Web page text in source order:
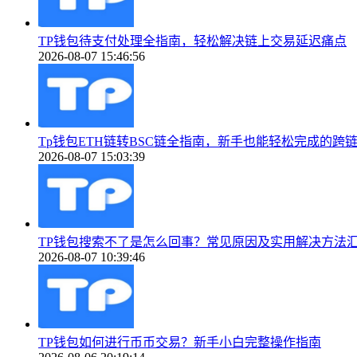
TP钱包待支付处理全指南，轻松解决链上交易延迟痛点
2026-08-07 15:46:56
Tp钱包ETH链转BSC链全指南，新手也能轻松完成的跨
2026-08-07 15:03:39
TP钱包搜索不了是怎么回事？常见原因及实用解决方法
2026-08-07 10:39:46
TP钱包如何进行币币交易？新手小白完整操作指南